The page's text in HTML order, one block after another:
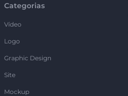
Categorias
Vídeo
Logo
Graphic Design
Site
Mockup